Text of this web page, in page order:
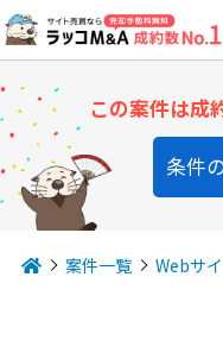
この案件は成
条件
案件一覧 Webサ